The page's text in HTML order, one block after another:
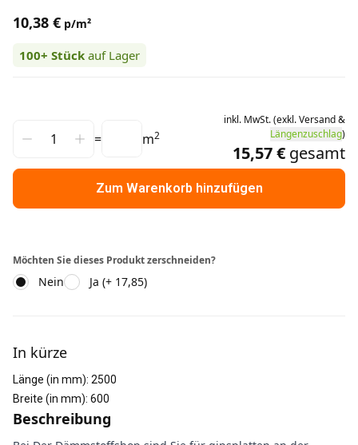
10,38 € p/m²
100+ Stück auf Lager
= m2
inkl. MwSt.(exkl.Versand&
Längenzuschlag)
15,57 € gesamt
Zum Warenkorb hinzufügen
Möchten Sie dieses Produkt zerschneiden?
Nein Ja (+ 17,85)
In kürze
Länge (in mm): 2500
Breite (in mm): 600
Beschreibung